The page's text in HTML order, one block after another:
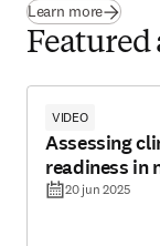
Learn more
Featured
VIDEO
Assessing
readiness in
20 jun 2025